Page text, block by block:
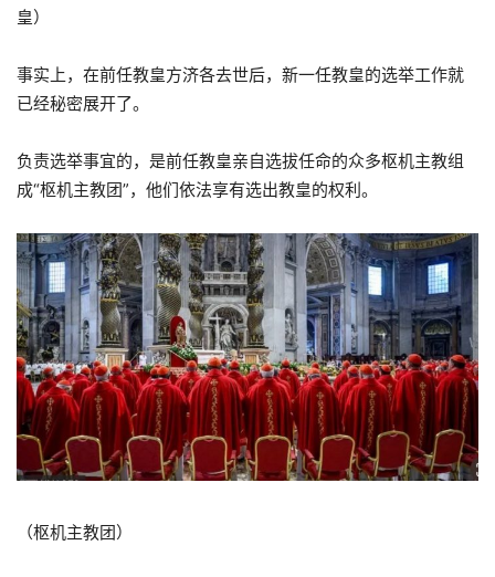
皇）
事实上，在前任教皇方济各去世后，新一任教皇的选举工作就
已经秘密展开了。
负责选举事宜的，是前任教皇亲自选拔任命的众多枢机主教组
成“枢机主教团”，他们依法享有选出教皇的权利。
（枢机主教团）